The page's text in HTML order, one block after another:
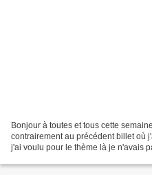
Bonjour à toutes et tous cette
contrairement au précédent billet où
j'ai voulu pour le thème là je n'avais